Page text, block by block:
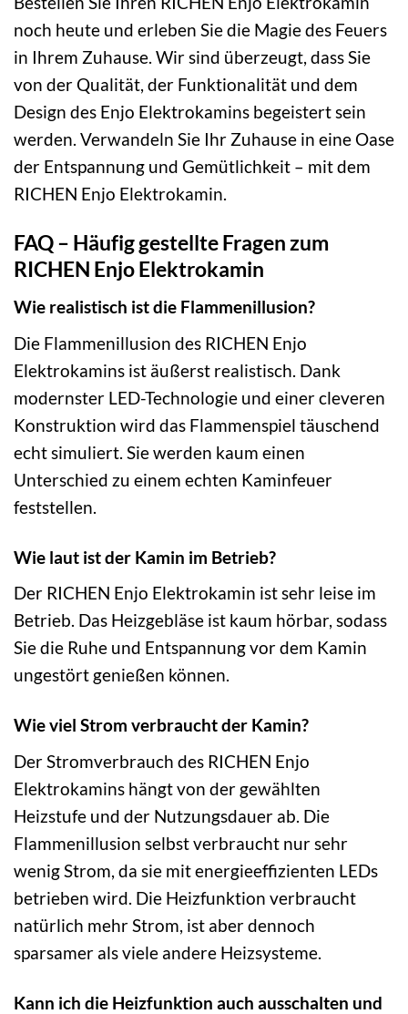
noch heute und erleben Sie die Magie des Feuers
in Ihrem Zuhause. Wir sind überzeugt, dass Sie
von der Qualität, der Funktionalität und dem
Design des Enjo Elektrokamins begeistert sein
werden. Verwandeln Sie Ihr Zuhause in eine Oase
der Entspannung und Gemütlichkeit – mit dem
RICHEN Enjo Elektrokamin.
FAQ – Häufig gestellte Fragen zum
RICHEN Enjo Elektrokamin
Wie realistisch ist die Flammenillusion?
Die Flammenillusion des RICHEN Enjo
Elektrokamins ist äußerst realistisch. Dank
modernster LED-Technologie und einer cleveren
Konstruktion wird das Flammenspiel täuschend
echt simuliert. Sie werden kaum einen
Unterschied zu einem echten Kaminfeuer
feststellen.
Wie laut ist der Kamin im Betrieb?
Der RICHEN Enjo Elektrokamin ist sehr leise im
Betrieb. Das Heizgebläse ist kaum hörbar, sodass
Sie die Ruhe und Entspannung vor dem Kamin
ungestört genießen können.
Wie viel Strom verbraucht der Kamin?
Der Stromverbrauch des RICHEN Enjo
Elektrokamins hängt von der gewählten
Heizstufe und der Nutzungsdauer ab. Die
Flammenillusion selbst verbraucht nur sehr
wenig Strom, da sie mit energieeffizienten LEDs
betrieben wird. Die Heizfunktion verbraucht
natürlich mehr Strom, ist aber dennoch
sparsamer als viele andere Heizsysteme.
Kann ich die Heizfunktion auch ausschalten und